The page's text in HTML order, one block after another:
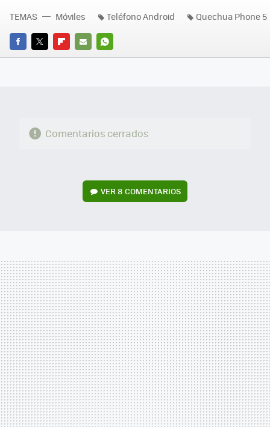
FACEBOOK
TWITTERFLIPBOARD
E-
WHATSAPP
TEMAS Móviles Teléfono Android Quechua Phone 5
Comentarios cerrados
VER8 COMENTARIOS